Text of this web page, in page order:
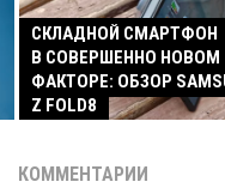
СКЛАДНОЙ СМАРТФОН
В СОВЕРШЕННО
ФАКТОРЕ: ОБЗОР
Z FOLD8
КОММЕНТАРИИ